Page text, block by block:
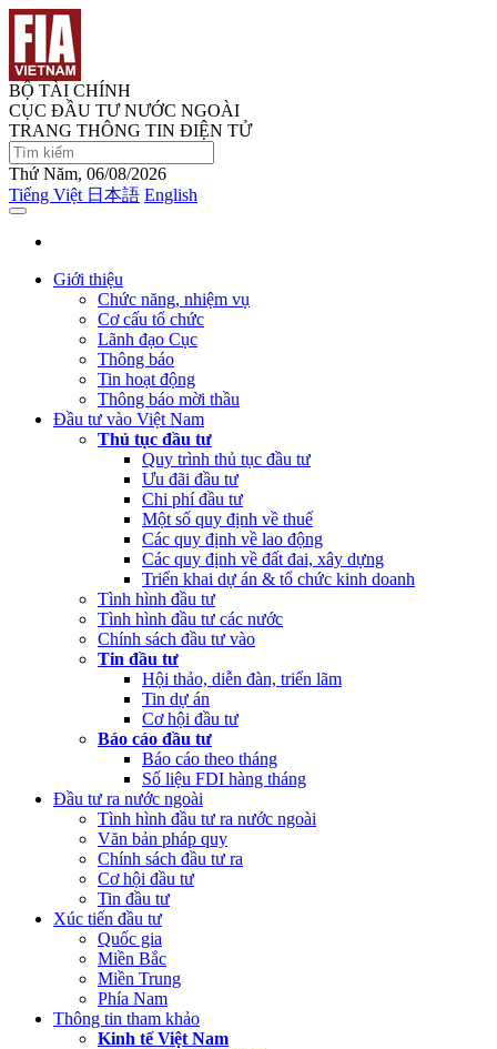
BỘ TÀI CHÍNH
CỤC ĐẦU TƯ NƯỚC NGOÀI
TRANG THÔNG TIN ĐIỆN TỬ
Thứ Năm, 06/08/2026
Tiếng Việt 日本語 English
Giới thiệu
Chức năng, nhiệm vụ
Cơ cấu tổ chức
Lãnh đạo Cục
Thông báo
Tin hoạt động
Thông báo mời thầu
Đầu tư vào Việt Nam
Thủ tục đầu tư
Quy trình thủ tục đầu tư
Ưu đãi đầu tư
Chi phí đầu tư
Một số quy định về thuế
Các quy định về lao động
Các quy định về đất đai, xây dựng
Triển khai dự án & tổ chức kinh doanh
Tình hình đầu tư
Tình hình đầu tư các nước
Chính sách đầu tư vào
Tin đầu tư
Hội thảo, diễn đàn, triển lãm
Tin dự án
Cơ hội đầu tư
Báo cáo đầu tư
Báo cáo theo tháng
Số liệu FDI hàng tháng
Đầu tư ra nước ngoài
Tình hình đầu tư ra nước ngoài
Văn bản pháp quy
Chính sách đầu tư ra
Cơ hội đầu tư
Tin đầu tư
Xúc tiến đầu tư
Quốc gia
Miền Bắc
Miền Trung
Phía Nam
Thông tin tham khảo
Kinh tế Việt Nam